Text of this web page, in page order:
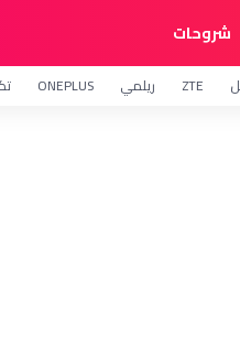
شروحات
ZTE ريلمي ONEPLUS